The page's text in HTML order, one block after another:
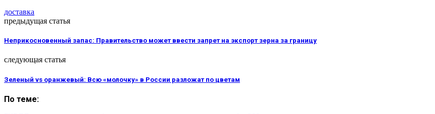
доставка
предыдущая статья
Неприкосновенный запас: Правительство может ввести запрет на экспорт зерна за границу
следующая статья
Зеленый vs оранжевый: Всю «молочку» в России разложат по цветам
По теме: